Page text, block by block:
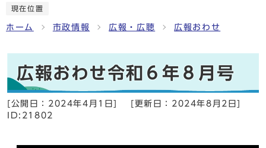
現在位置
ホーム 市政情報 広報・広聴 広報おわせ
広報おわせ令和６年８月号
[公開日： 2024年4月1日 [更新日： 2024年8月2日
ID:21802